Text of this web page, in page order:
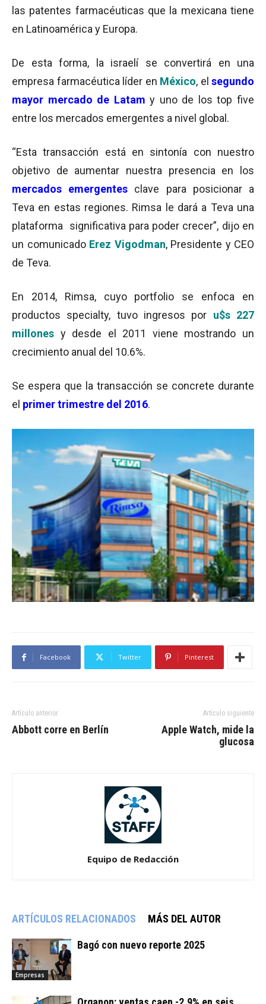
las patentes farmacéuticas que la mexicana tiene
en Latinoamérica y Europa.
De esta forma, la israelí se convertirá en una
empresa farmacéutica líder en México, el segundo
mayor mercado de Latamy uno de los top five
entre los mercados emergentes a nivel global.
“Esta transacción está en sintonía con nuestro
objetivo de aumentar nuestra presencia en los
mercados emergentes clave para posicionar a
Teva en estas regiones. Rimsa le dará a Teva una
plataforma significativa para poder crecer”, dijo en
un comunicado Erez Vigodman, Presidente y CEO
de Teva.
En 2014, Rimsa, cuyo portfolio se enfoca en
productos specialty, tuvo ingresos por u$s 227
millones y desde el 2011 viene mostrando un
crecimiento anual del 10.6%.
Se espera que la transacción se concrete durante
el primer trimestre del 2016.
Facebook Twitter Pinterest
Artículo anterior
Abbott corre en Berlín
Artículo siguiente
Apple Watch, mide la
glucosa
Equipo de Redacción
ARTÍCULOS RELACIONADOS MÁS DEL AUTOR
Empresas
Bagó con nuevo reporte 2025